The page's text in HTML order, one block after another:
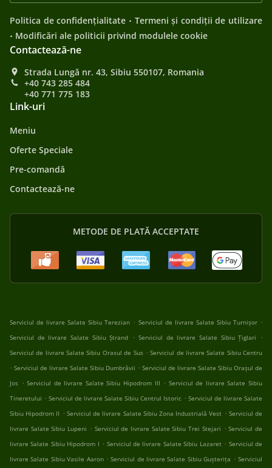
Politica de confidențialitate . Termeni și condiții de utilizare
. Modificări ale politicii privind modulele cookie
Contactează-ne
Strada Lungă nr. 43, Sibiu 550107, Romania
+40 743 285 484
+40 771 775 183
Link-uri
Meniu
Oferte Speciale
Pre-comandă
Contactează-ne
METODE DE PLATĂ ACCEPTATE
Serviciul de livrare Salate Sibiu Terezian . Serviciul de livrare Salate Sibiu Turnișor .
Serviciul de livrare Salate Sibiu Ștrand . Serviciul de livrare Salate Sibiu Țiglari
.
Serviciul de livrare Salate Sibiu Orasul de Sus . Serviciul de livrare Salate Sibiu Centru
. Serviciul de livrare Salate Sibiu Dumbrăvii . Serviciul de livrare Salate Sibiu Orașul de
Jos . Serviciul de livrare Salate Sibiu Hipodrom III . Serviciul de livrare Salate Sibiu
Tineretului . Serviciul de livrare Salate Sibiu Centrul Istoric . Serviciul de livrare Salate
Sibiu Hipodrom II . Serviciul de livrare Salate Sibiu Zona Industrială Vest . Serviciul de
livrare Salate Sibiu Lupeni . Serviciul de livrare Salate Sibiu Trei Stejari . Serviciul de
livrare Salate Sibiu Hipodrom I . Serviciul de livrare Salate Sibiu Lazaret . Serviciul de
livrare Salate Sibiu Vasile Aaron . Serviciul de livrare Salate Sibiu Gușterița . Serviciul